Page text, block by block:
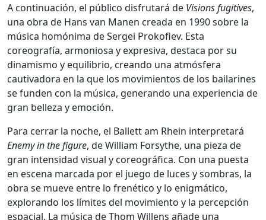
A continuación, el público disfrutará de Visions fugitives,
una obra de Hans van Manen creada en 1990 sobre la
música homónima de Sergei Prokofiev. Esta
coreografía, armoniosa y expresiva, destaca por su
dinamismo y equilibrio, creando una atmósfera
cautivadora en la que los movimientos de los bailarines
se funden con la música, generando una experiencia de
gran belleza y emoción.
Para cerrar la noche, el Ballett am Rhein interpretará
Enemy in the figure, de William Forsythe, una pieza de
gran intensidad visual y coreográfica. Con una puesta
en escena marcada por el juego de luces y sombras, la
obra se mueve entre lo frenético y lo enigmático,
explorando los límites del movimiento y la percepción
espacial. La música de Thom Willens añade una